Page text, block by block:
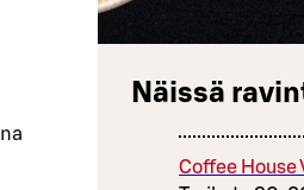
Näissä
Coffee House